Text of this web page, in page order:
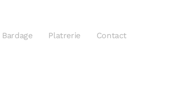
Bardage Platrerie Contact